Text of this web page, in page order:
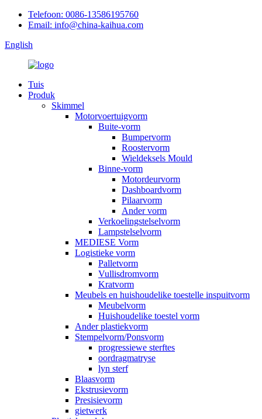
Telefoon: 0086-13586195760
Email: info@china-kaihua.com
English
Tuis
Produk
Skimmel
Motorvoertuigvorm
Buite-vorm
Bumpervorm
Roostervorm
Wieldeksels Mould
Binne-vorm
Motordeurvorm
Dashboardvorm
Pilaarvorm
Ander vorm
Verkoelingstelselvorm
Lampstelselvorm
MEDIESE Vorm
Logistieke vorm
Palletvorm
Vullisdromvorm
Kratvorm
Meubels en huishoudelike toestelle inspuitvorm
Meubelvorm
Huishoudelike toestel vorm
Ander plastiekvorm
Stempelvorm/Ponsvorm
progressiewe sterftes
oordragmatryse
lyn sterf
Blaasvorm
Ekstrusievorm
Presisievorm
gietwerk